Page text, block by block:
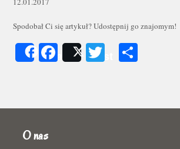
Spodobał Ci się artykuł? Udostępnij go znajomym!
ShareFacebook
Post Twitter
O nas